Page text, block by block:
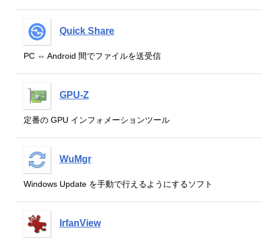
Quick Share
PC ⇔ Android 間でファイルを送受信
GPU-Z
定番の GPU インフォメーションツール
WuMgr
Windows Update を手動で行えるようにするソフト
IrfanView